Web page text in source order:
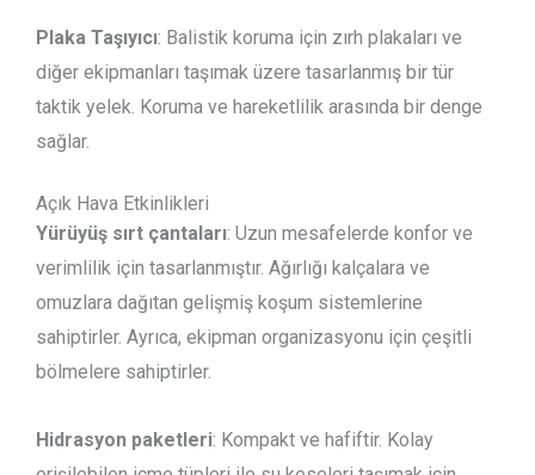
Plaka Taşıyıcı: Balistik koruma için zırh plakaları ve
diğer ekipmanları taşımak üzere tasarlanmış bir tür
taktik yelek. Koruma ve hareketlilik arasında bir denge
sağlar.
Açık Hava Etkinlikleri
Yürüyüş sırt çantaları: Uzun mesafelerde konfor ve
verimlilik için tasarlanmıştır. Ağırlığı kalçalara ve
omuzlara dağıtan gelişmiş koşum sistemlerine
sahiptirler. Ayrıca, ekipman organizasyonu için çeşitli
bölmelere sahiptirler.
Hidrasyon paketleri: Kompakt ve hafiftir. Kolay